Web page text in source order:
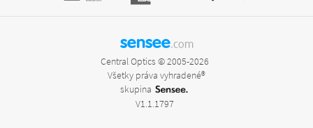
sensee.com
Central Optics © 2005-2026
Všetky práva vyhradené®
skupina
V1.1.1797